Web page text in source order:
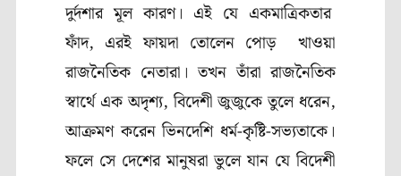
দুর্দশার মূল কারণ। এই যে একমাত্রিকতার
ফাঁদ, এরই ফায়দা তোলেন পোড় খাওয়া
রাজনৈতিক নেতারা। তখন তাঁরা রাজনৈতিক
স্বার্থে এক অদৃশ্য, বিদেশী জুজুকে তুলে ধরেন,
আক্রমণ করেন ভিনদেশি ধর্ম-কৃষ্টি-সভ্যতাকে।
ফলে সে দেশের মানুষরা ভুলে যান যে বিদেশী